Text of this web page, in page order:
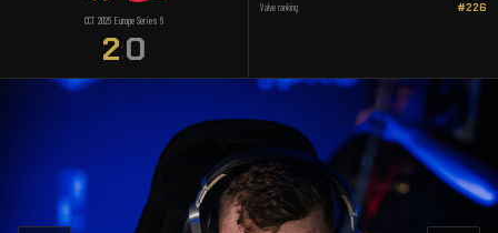
CCT 2026 Europe Series 6
2:0
Valve ranking #226